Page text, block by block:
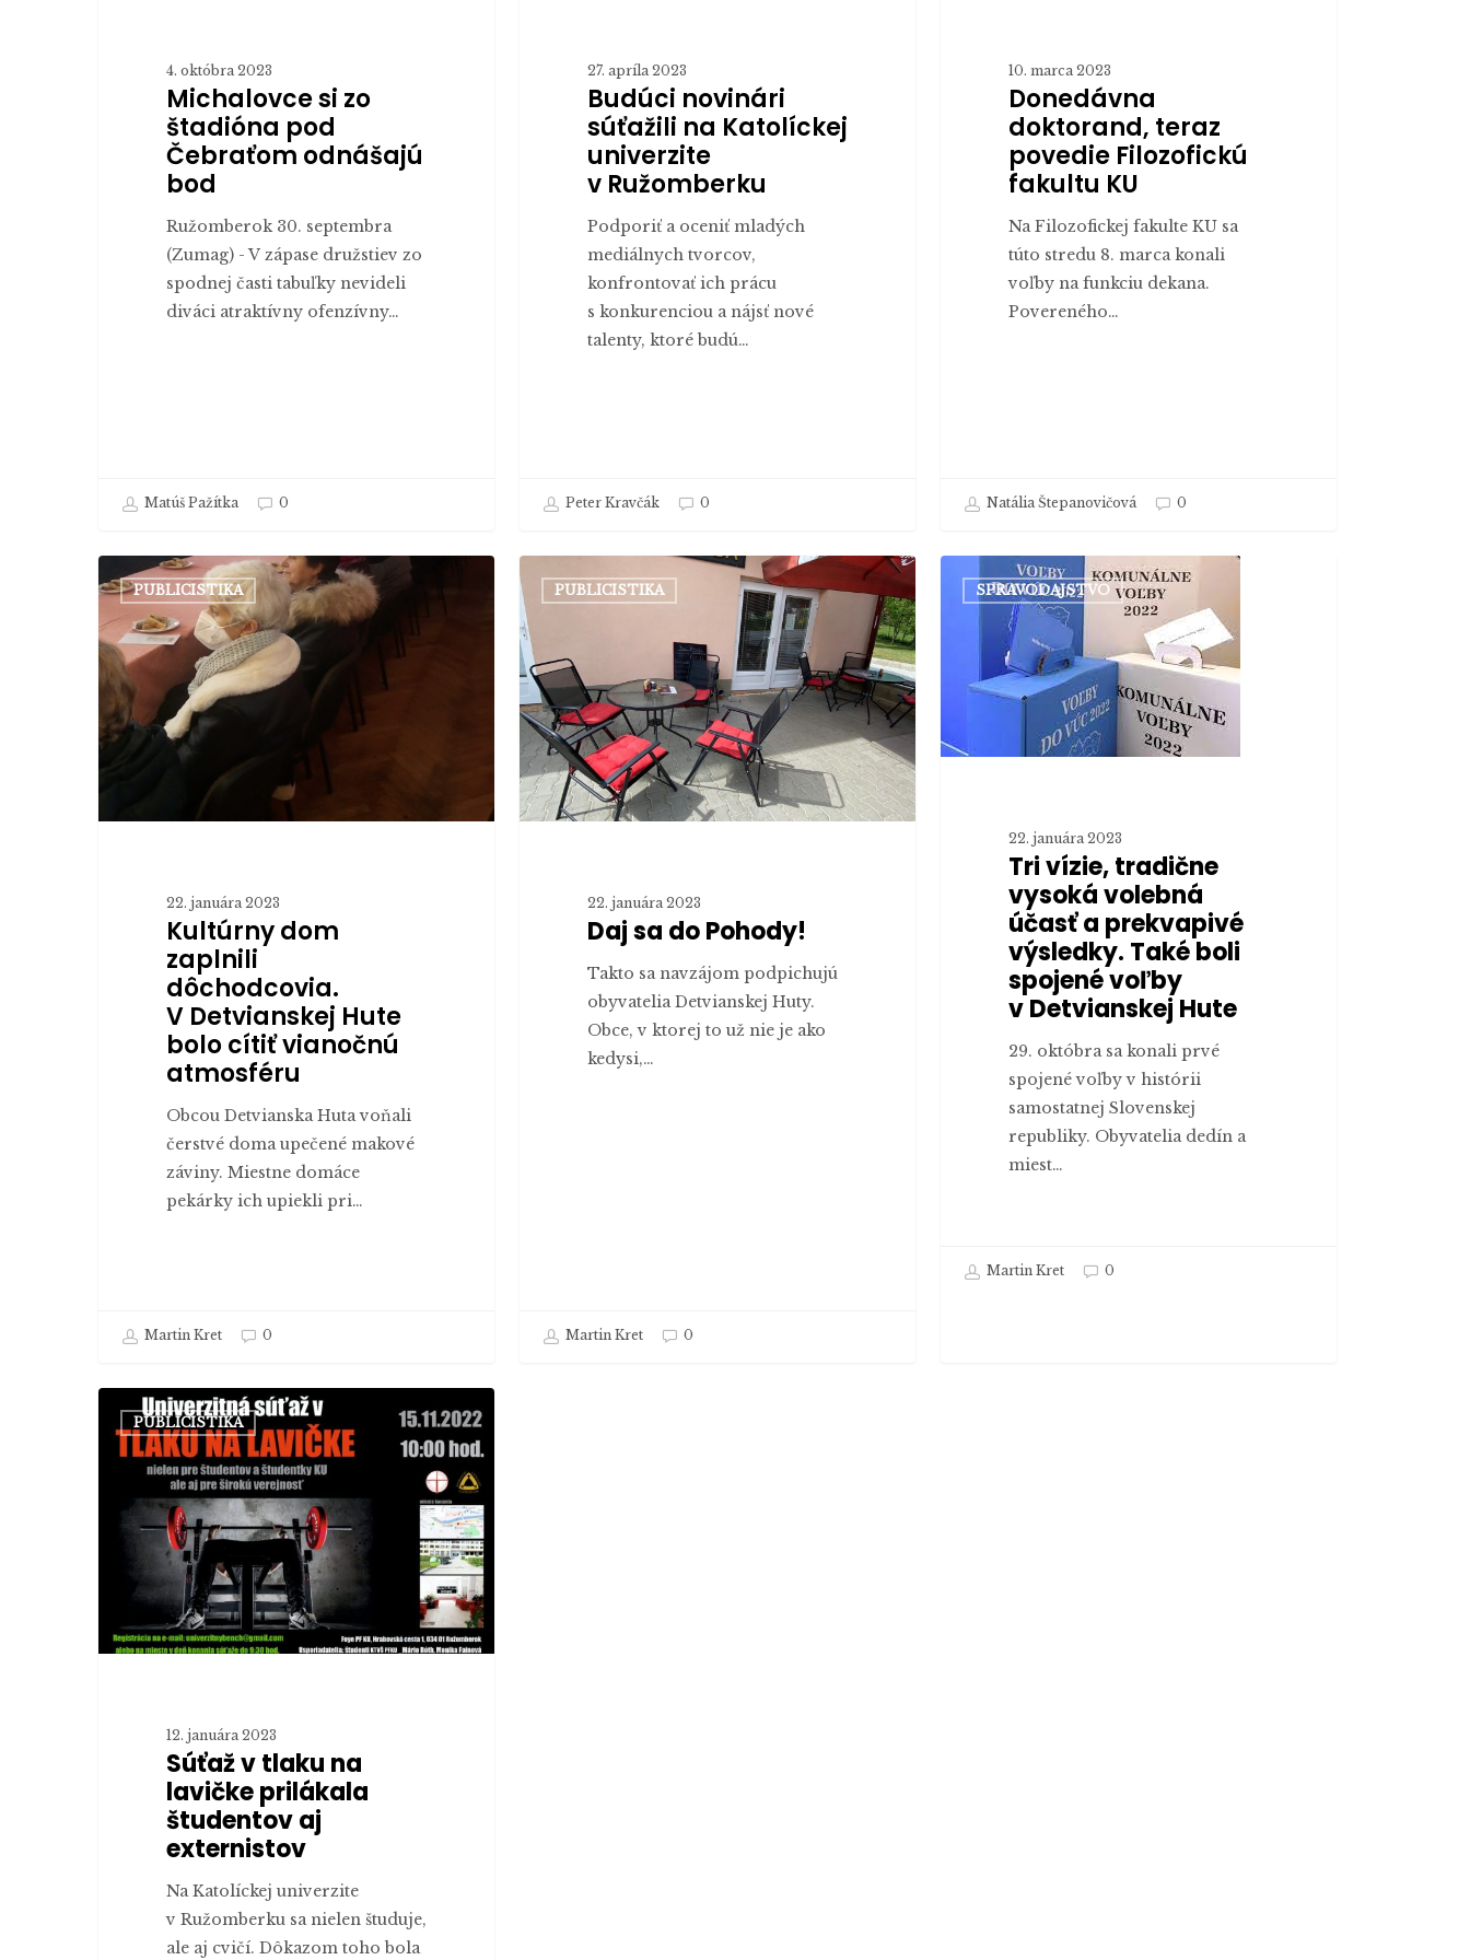
4. októbra 2023
Michalovce si zo
štadióna pod
Čebraťom odnášajú
bod
Ružomberok 30. septembra
(Zumag) - V zápase družstiev zo
spodnej časti tabuľky nevideli
diváci atraktívny ofenzívny…
Matúš Pažítka 0
27. apríla 2023
Budúci novinári
súťažili na Katolíckej
univerzite
v Ružomberku
Podporiť a oceniť mladých
mediálnych tvorcov,
konfrontovať ich prácu
s konkurenciou a nájsť nové
talenty, ktoré budú…
Peter Kravčák 0
10. marca 2023
Donedávna
doktorand, teraz
povedie Filozofickú
fakultu KU
Na Filozofickej fakulte KU sa
túto stredu 8. marca konali
voľby na funkciu dekana.
Povereného…
Natália Štepanovičová 0
Kultúrny
dom
zaplnili
dôchodcovia.
V Detvianskej
Hute
bolo
cítiť
atmosféru
PUBLICISTIKA
22. januára 2023
Kultúrny dom
zaplnili
dôchodcovia.
V Detvianskej Hute
bolo cítiť vianočnú
atmosféru
Obcou Detvianska Huta voňali
čerstvé doma upečené makové
záviny. Miestne domáce
pekárky ich upiekli pri…
Martin Kret 0
sa
do
Pohody!
PUBLICISTIKA
22. januára 2023
Daj sa do Pohody!
Takto sa navzájom podpichujú
obyvatelia Detvianskej Huty.
Obce, v ktorej to už nie je ako
kedysi,…
Martin Kret 0
vízie,
tradične
volebná
a prekvapivé
v Detvianskej
SPRAVODAJSTVO
22. januára 2023
Tri vízie, tradične
vysoká volebná
účasť a prekvapivé
výsledky. Také boli
spojené voľby
v Detvianskej Hute
29. októbra sa konali prvé
spojené voľby v histórii
samostatnej Slovenskej
republiky. Obyvatelia dedín a
miest…
Martin Kret 0
Súťaž
v tlaku
prilákala
študentov
externistov
PUBLICISTIKA
12. januára 2023
Súťaž v tlaku na
lavičke prilákala
študentov aj
externistov
Na Katolíckej univerzite
v Ružomberku sa nielen študuje,
ale aj cvičí. Dôkazom toho bola